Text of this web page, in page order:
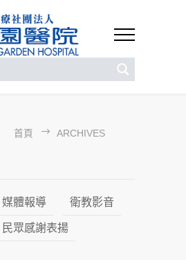
首頁 ARCHIVES
媒體報導 衛教影音
民眾感謝表揚